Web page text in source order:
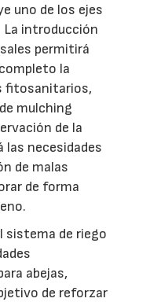
uno de los ejes
La introducción
permitirá
la
fitosanitarios,
mulching
de la
las necesidades
de malas
de forma
sistema de riego
abejas,
de reforzar